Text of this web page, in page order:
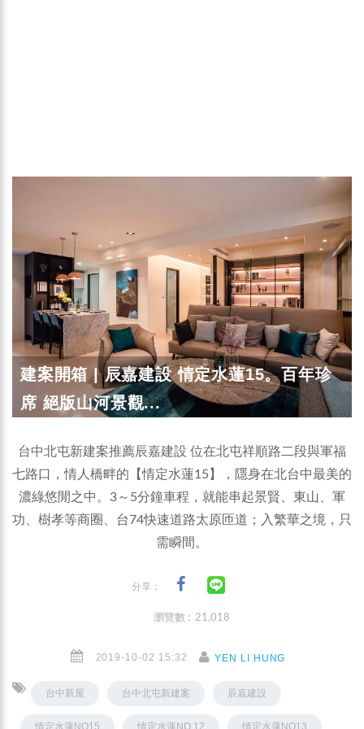
建案開箱 | 辰嘉建設 情定水蓮15。百年珍
席 絕版山河景觀...
台中北屯新建案推薦辰嘉建設 位在北屯祥順路二段與軍福
七路口，情人橋畔的【情定水蓮15】，隱身在北台中最美的
濃綠悠閒之中。3～5分鐘車程，就能串起景賢、東山、軍
功、樹孝等商圈、台74快速道路太原匝道；入繁華之境，只
需瞬間。
分享：
瀏覽數 : 21,018
2019-10-02 15:32 YEN LI HUNG
台中新屋 台中北屯新建案 辰嘉建設
情定水蓮NO15 情定水蓮NO.12 情定水蓮NO13